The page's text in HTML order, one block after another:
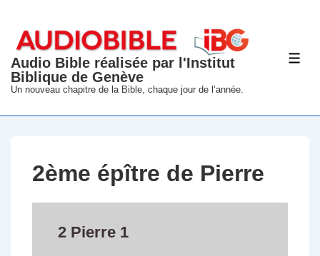
passer
contenu
principal
Audio Bible réalisée par l'Institut
Biblique de Genève
Un nouveau chapitre de la Bible, chaque jour de l’année.
2ème épître de Pierre
2 Pierre 1